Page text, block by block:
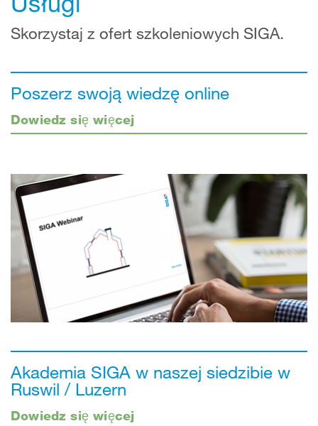
Skorzystaj z ofert szkoleniowych SIGA.
Poszerz swoją wiedzę online
Dowiedz się więcej
Akademia SIGA w naszej siedzibie w
Ruswil / Luzern
Dowiedz się więcej